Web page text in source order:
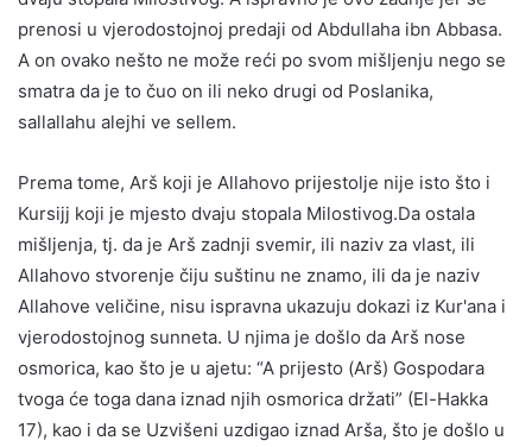
prenosi u vjerodostojnoj predaji od Abdullaha ibn Abbasa.
A on ovako nešto ne može reći po svom mišljenju nego se
smatra da je to čuo on ili neko drugi od Poslanika,
sallallahu alejhi ve sellem.
Prema tome, Arš koji je Allahovo prijestolje nije isto što i
Kursijj koji je mjesto dvaju stopala Milostivog.Da ostala
mišljenja, tj. da je Arš zadnji svemir, ili naziv za vlast, ili
Allahovo stvorenje čiju suštinu ne znamo, ili da je naziv
Allahove veličine, nisu ispravna ukazuju dokazi iz Kur'ana i
vjerodostojnog sunneta. U njima je došlo da Arš nose
osmorica, kao što je u ajetu: “A prijesto (Arš) Gospodara
tvoga će toga dana iznad njih osmorica držati” (El-Hakka
17), kao i da se Uzvišeni uzdigao iznad Arša, što je došlo u